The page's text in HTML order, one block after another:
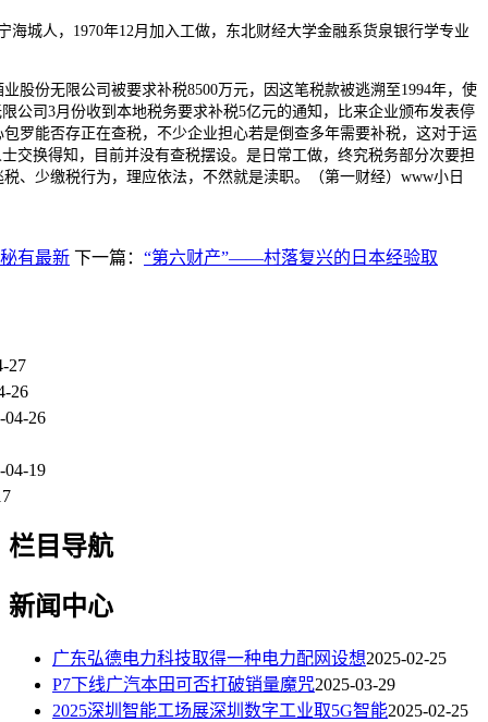
人，1970年12月加入工做，东北财经大学金融系货泉银行学专业
份无限公司被要求补税8500万元，因这笔税款被逃溯至1994年，使
公司3月份收到本地税务要求补税5亿元的通知，比来企业颁布发表停
罗能否存正在查税，不少企业担心若是倒查多年需要补税，这对于运
交换得知，目前并没有查税摆设。是日常工做，终究税务部分次要担
、少缴税行为，理应依法，不然就是渎职。（第一财经）www小日
有最新 下一篇： “第六财产”——村落复兴的日本经验取
27
26
04-26
04-19
栏目导航
新闻中心
广东弘德电力科技取得一种电力配网设想2025-02-25
P7下线广汽本田可否打破销量魔咒2025-03-29
2025深圳智能工场展深圳数字工业取5G智能2025-02-25